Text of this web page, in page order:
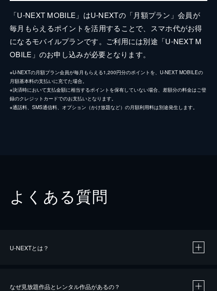
「U-NEXT MOBILE」はU-NEXTの「月額プラン」会員が
毎月もらえるポイントを活用することで、スマホ代がお得
になるモバイルプランです。ご利用には別途「U-NEXT M
OBILE」のお申し込みが必要となります。
※U-NEXTの月額プラン会員が毎月もらえる1,200円分のポイントを、U-NEXT MOBILEの
月額基本料の支払いに充てた場合。
※決済時において支払金額に相当するポイントを保有していない場合、差額分の料金はご登
録のクレジットカードでのお支払いとなります。
※通話料、SMS通信料、オプション（かけ放題など）の月額利用料は別途発生します。
よくある質問
U-NEXTとは？
なぜ見放題作品とレンタル作品があるの？